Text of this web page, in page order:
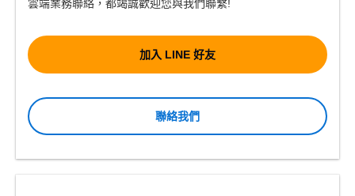
雲端業務聯絡，都竭誠歡迎您與我們聯繫!
加入 LINE 好友
聯絡我們